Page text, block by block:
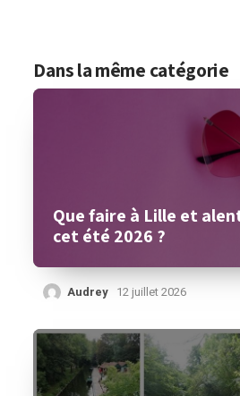
Dans la même catégorie
Que faire à Lille et
cet été 2026 ?
Audrey 12 juillet 2026